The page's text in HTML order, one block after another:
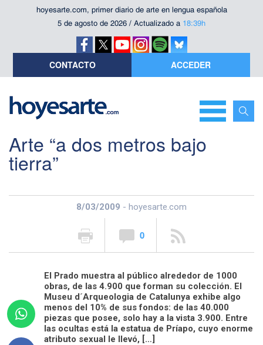
hoyesarte.com, primer diario de arte en lengua española
5 de agosto de 2026 / Actualizado a 18:39h
CONTACTO ACCEDER
Arte “a dos metros bajo
tierra”
8/03/2009 - hoyesarte.com
0
El Prado muestra al público alrededor de 1000
obras, de las 4.900 que forman su colección. El
Museu d´Arqueologia de Catalunya exhibe algo
menos del 10% de sus fondos: de las 40.000
piezas que posee, solo hay a la vista 3.900. Entre
las ocultas está la estatua de Príapo, cuyo enorme
atributo sexual le llevó, […]